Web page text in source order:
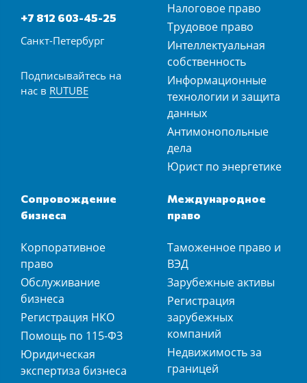
+7 812 603-45-25
Санкт-Петербург
Подписывайтесь на
нас в RUTUBE
Налоговое право
Трудовое право
Интеллектуальная
собственность
Информационные
технологии и защита
данных
Антимонопольные
дела
Юрист по энергетике
Сопровождение
бизнеса
Корпоративное
право
Обслуживание
бизнеса
Регистрация НКО
Помощь по 115-ФЗ
Юридическая
экспертиза бизнеса
Международное
право
Таможенное право и
ВЭД
Зарубежные активы
Регистрация
зарубежных
компаний
Недвижимость за
границей